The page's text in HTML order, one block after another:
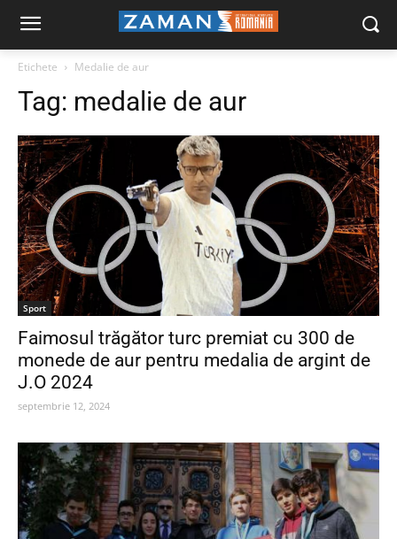
Etichete Medalie de aur
Tag: medalie de aur
Sport
Faimosul trăgător turc premiat cu 300 de
monede de aur pentru medalia de argint de
J.O 2024
septembrie 12, 2024